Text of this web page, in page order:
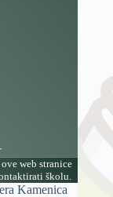
web stranice
školu.
Kamenica